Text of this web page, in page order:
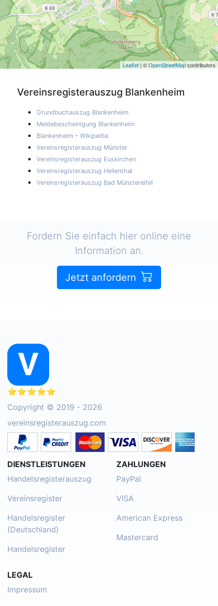
Leaflet | ©OpenStreetMapcontributors
Vereinsregisterauszug Blankenheim
Grundbuchauszug Blankenheim
Meldebescheinigung Blankenheim
Blankenheim – Wikipedia
Vereinsregisterauszug Münster
Vereinsregisterauszug Euskirchen
Vereinsregisterauszug Hellenthal
Vereinsregisterauszug Bad Münstereifel
Fordern Sie einfach hier online eine
Information an.
Jetzt anfordern
⭐⭐⭐⭐⭐
Copyright © 2019 - 2026
vereinsregisterauszug.com
DIENSTLEISTUNGEN
Handelsregisterauszug
Vereinsregister
Handelsregister
(Deutschland)
Handelsregister
ZAHLUNGEN
PayPal
VISA
American Express
Mastercard
LEGAL
Impressum